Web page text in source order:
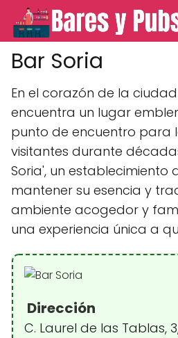
Bar Soria
En el corazón de la
encuentra un lugar
punto de encuentro para
visitantes durante
Soria', un establecimiento
mantener su esencia y
ambiente acogedor y
una experiencia única a
Dirección
C. Laurel de las Tablas,